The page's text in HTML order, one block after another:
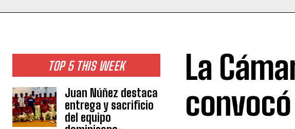
TOP 5 THIS WEEK
Juan Núñez destaca
entrega y sacrificio
del equipo
La